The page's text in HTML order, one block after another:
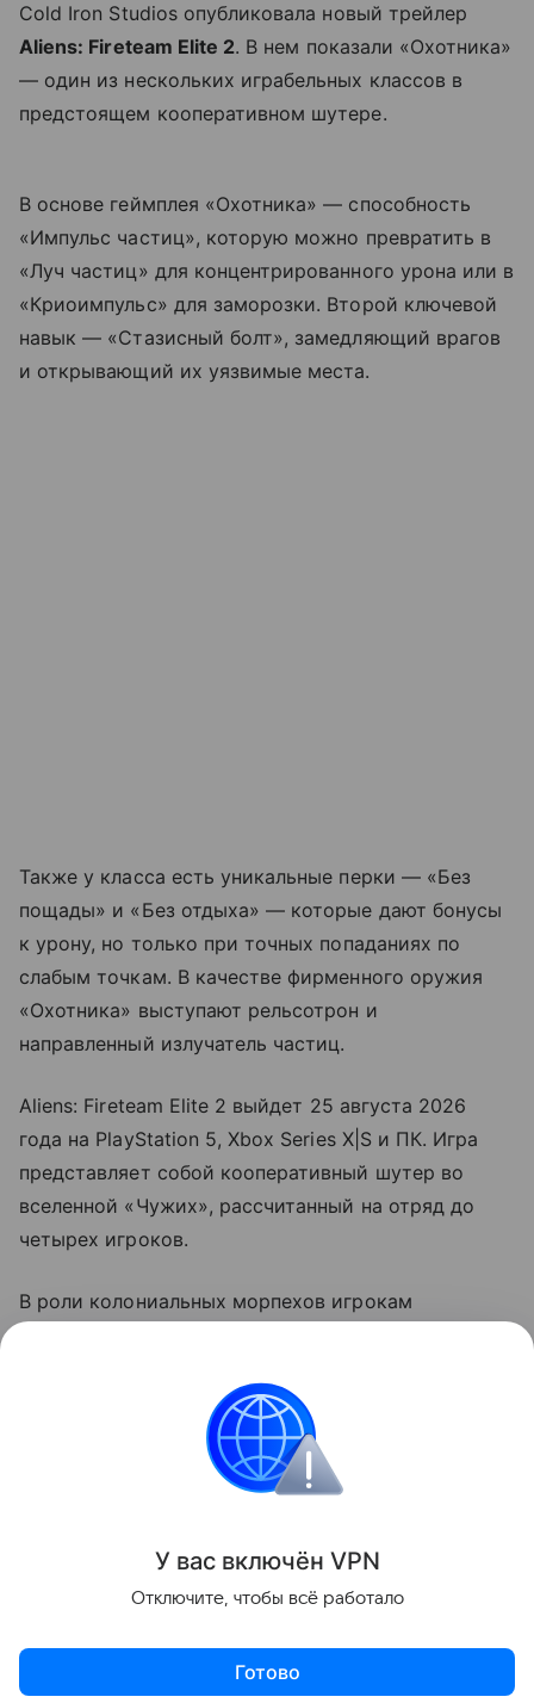
Cold Iron Studios опубликовала новый трейлер
Aliens: Fireteam Elite 2. В нем показали «Охотника»
— один из нескольких играбельных классов в
предстоящем кооперативном шутере.
В основе геймплея «Охотника» — способность
«Импульс частиц», которую можно превратить в
«Луч частиц» для концентрированного урона или в
«Криоимпульс» для заморозки. Второй ключевой
навык — «Стазисный болт», замедляющий врагов
и открывающий их уязвимые места.
Также у класса есть уникальные перки — «Без
пощады» и «Без отдыха» — которые дают бонусы
к урону, но только при точных попаданиях по
слабым точкам. В качестве фирменного оружия
«Охотника» выступают рельсотрон и
направленный излучатель частиц.
Aliens: Fireteam Elite 2 выйдет 25 августа 2026
года на PlayStation 5, Xbox Series X|S и ПК. Игра
представляет собой кооперативный шутер во
вселенной «Чужих», рассчитанный на отряд до
четырех игроков.
В роли колониальных морпехов игрокам
новинке будет важна командная работа,
сыгранность и умение адаптироваться на ходу.
У вас включён VPN
Отключите, чтобы всё работало
Готово